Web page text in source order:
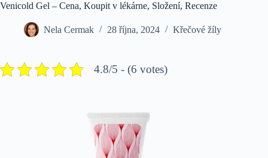
Venicold Gel – Cena, Koupit v lékárne, Složení, Recenze
Nela Cermak 28 října, 2024 Křečové žíly
4.8/5 - (6 votes)